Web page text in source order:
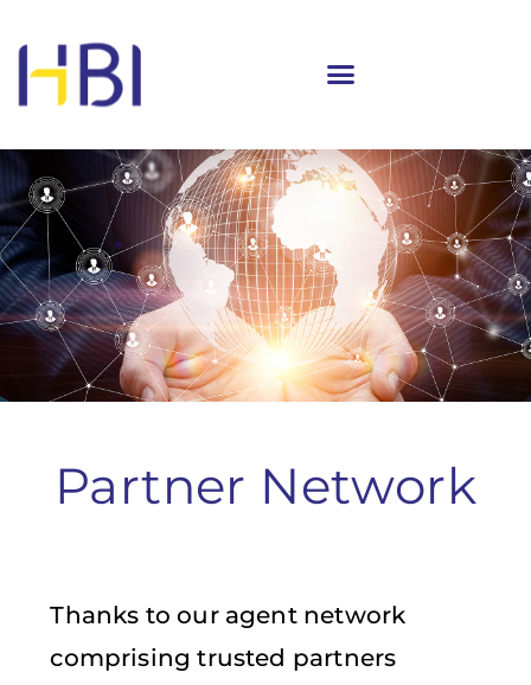
Partner Network
Thanks to our agent network
comprising trusted partners